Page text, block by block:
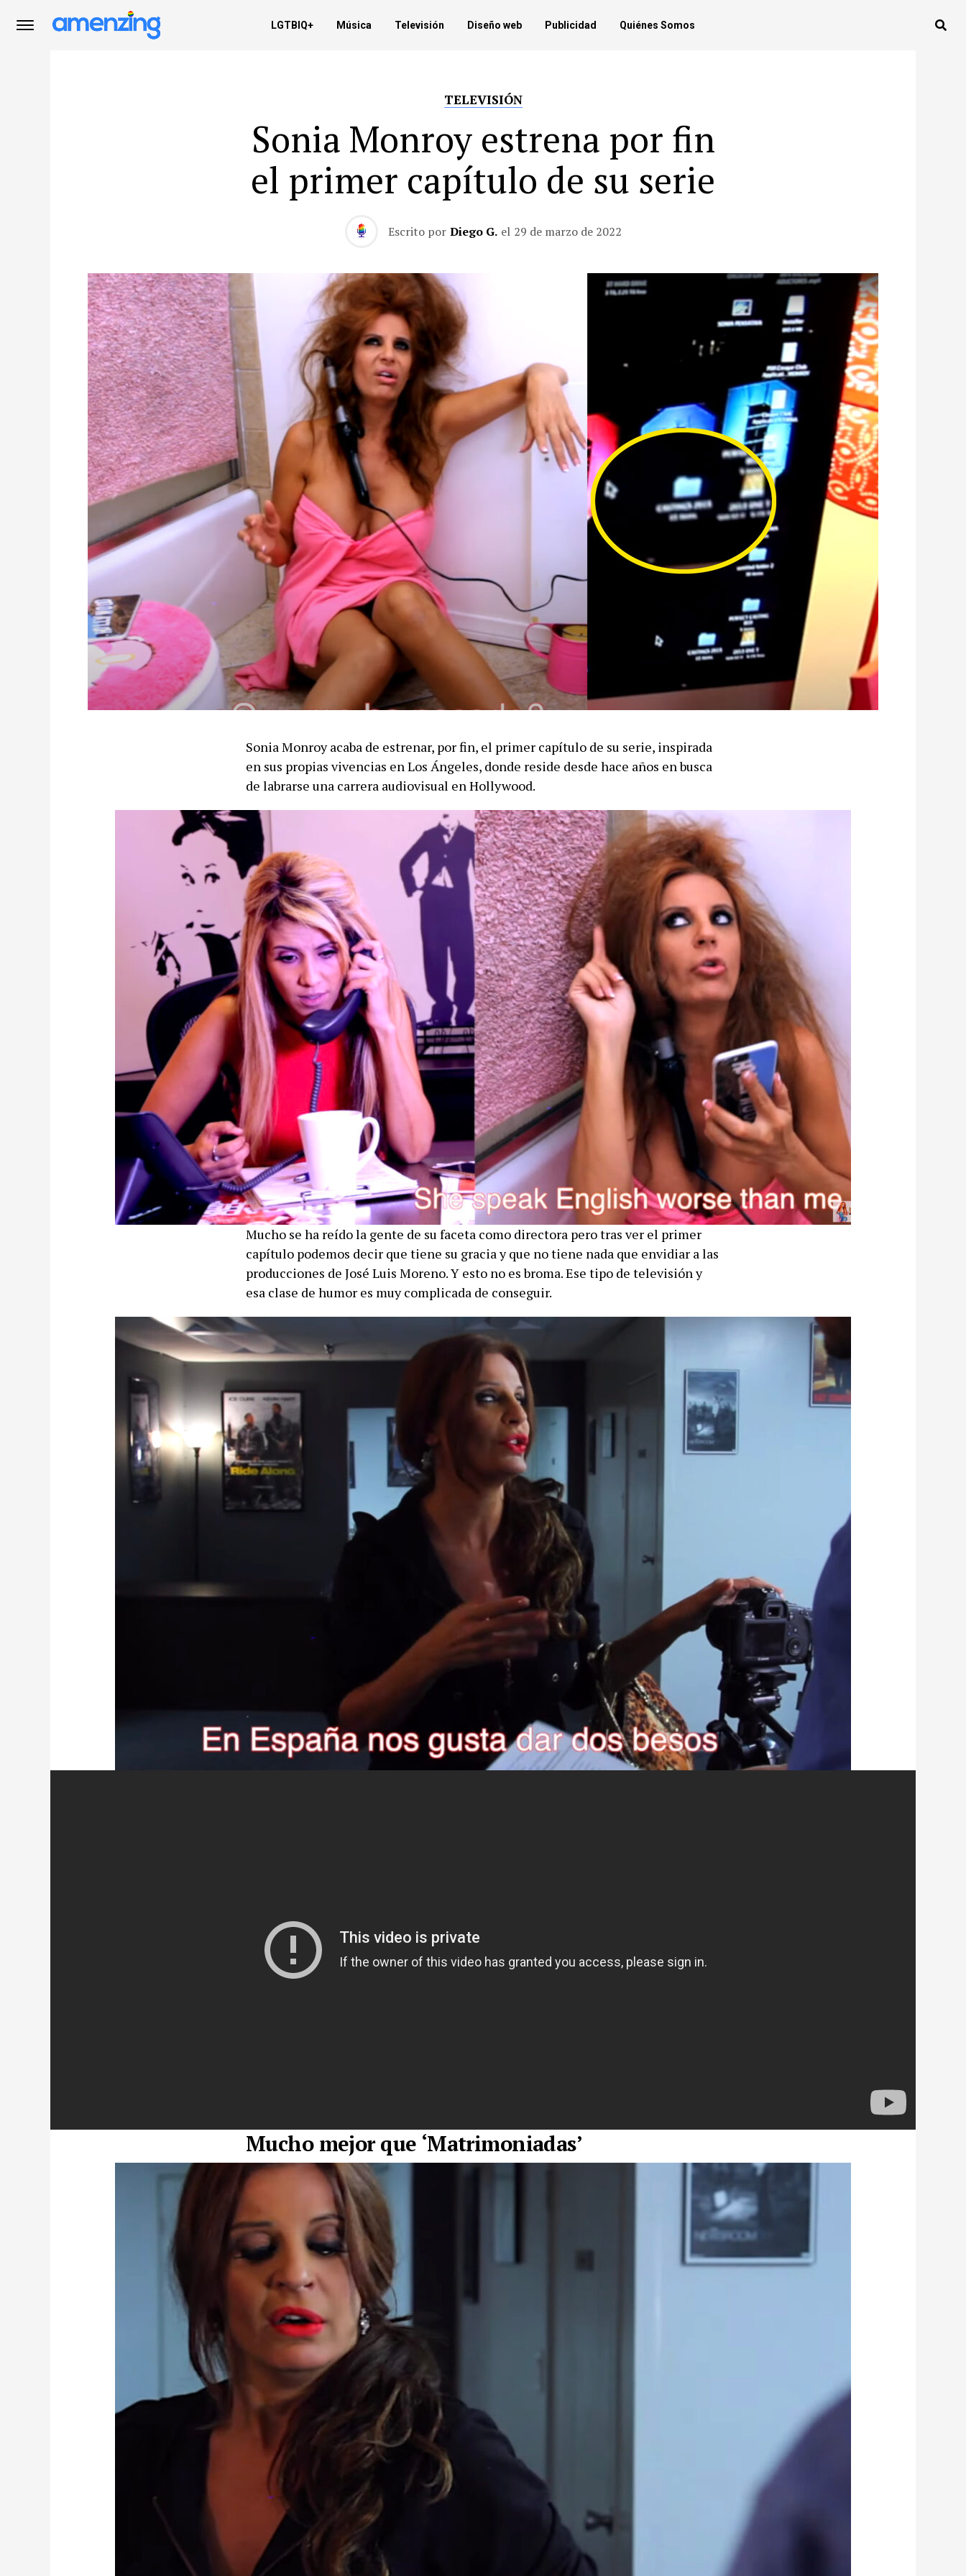
LGTBIQ+ Música Televisión Diseño web Publicidad Quiénes Somos
TELEVISIÓN
Sonia Monroy estrena por fin
el primer capítulo de su serie
Escrito por Diego G. el 29 de marzo de 2022
Sonia Monroy acaba de estrenar, por fin, el primer capítulo de su serie, inspirada
en sus propias vivencias en Los Ángeles, donde reside desde hace años en busca
de labrarse una carrera audiovisual en Hollywood.
Mucho se ha reído la gente de su faceta como directora pero tras ver el primer
capítulo podemos decir que tiene su gracia y que no tiene nada que envidiar a las
producciones de José Luis Moreno. Y esto no es broma. Ese tipo de televisión y
esa clase de humor es muy complicada de conseguir.
Mucho mejor que ‘Matrimoniadas’